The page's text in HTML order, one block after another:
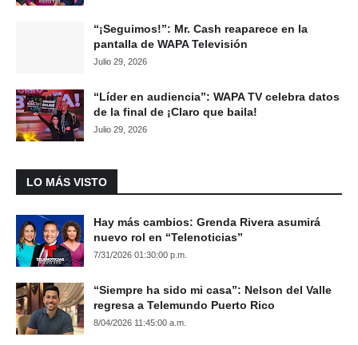
“¡Seguimos!”: Mr. Cash reaparece en la
pantalla de WAPA Televisión
Julio 29, 2026
“Líder en audiencia”: WAPA TV celebra datos
de la final de ¡Claro que baila!
Julio 29, 2026
LO MÁS VISTO
Hay más cambios: Grenda Rivera asumirá
nuevo rol en “Telenoticias”
7/31/2026 01:30:00 p.m.
“Siempre ha sido mi casa”: Nelson del Valle
regresa a Telemundo Puerto Rico
8/04/2026 11:45:00 a.m.